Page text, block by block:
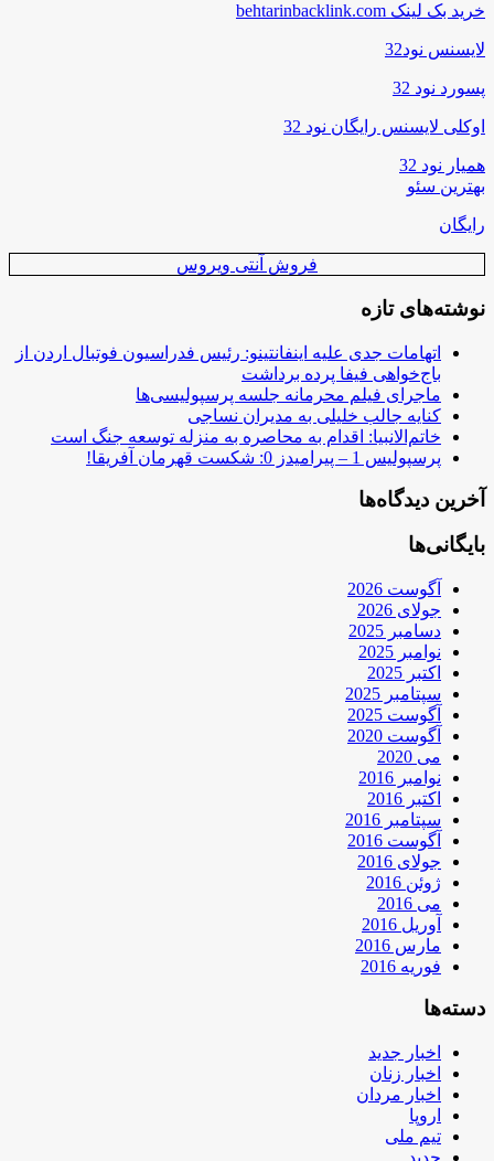
خرید بک لینک behtarinbacklink.com
لایسنس نود32
پسورد نود 32
اوکلی لایسنس رایگان نود 32
همیار نود 32
بهترین سئو
رایگان
فروش آنتی ویروس
نوشته‌های تازه
اتهامات جدی علیه اینفانتینو: رئیس فدراسیون فوتبال اردن از
باج‌خواهی فیفا پرده برداشت
ماجرای فیلم محرمانه جلسه پرسپولیسی‌ها
کنایه جالب خلیلی به مدیران نساجی
خاتم‌الانبیا: اقدام به محاصره به منزله توسعه جنگ است
پرسپولیس 1 – پیرامیدز 0: شکست قهرمان آفریقا!
آخرین دیدگاه‌ها
بایگانی‌ها
آگوست 2026
جولای 2026
دسامبر 2025
نوامبر 2025
اکتبر 2025
سپتامبر 2025
آگوست 2025
آگوست 2020
می 2020
نوامبر 2016
اکتبر 2016
سپتامبر 2016
آگوست 2016
جولای 2016
ژوئن 2016
می 2016
آوریل 2016
مارس 2016
فوریه 2016
دسته‌ها
اخبار جدید
اخبار زنان
اخبار مردان
اروپا
تیم ملی
جدید